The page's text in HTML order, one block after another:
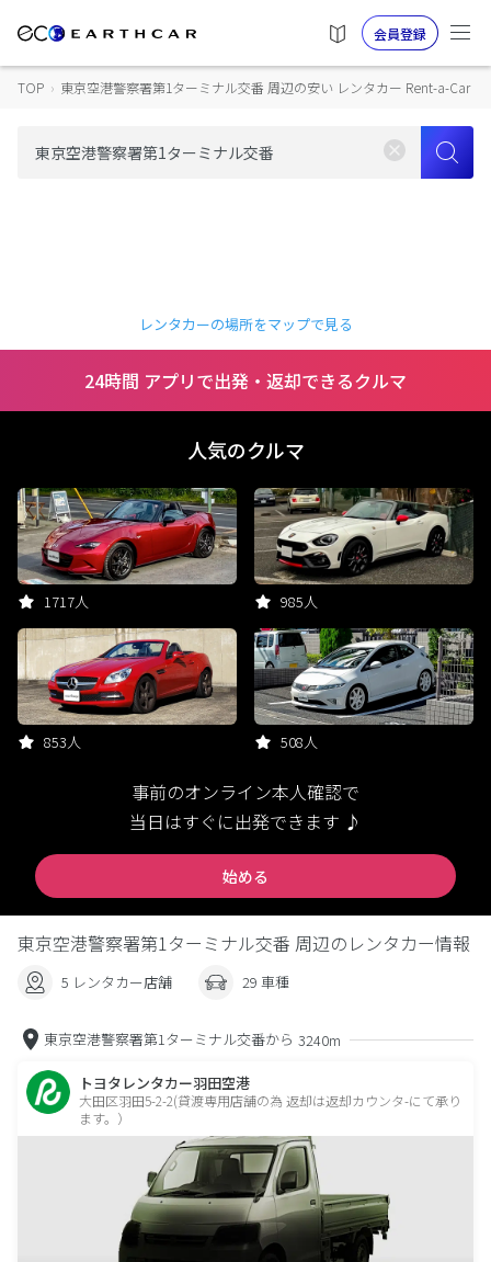
会員登録
TOP › 東京空港警察署第1ターミナル交番 周辺の安い レンタカー Rent-a-Car
レンタカーの場所をマップで見る
24時間 アプリで出発・返却できるクルマ
人気のクルマ
1717人 985人
853人 508人
事前のオンライン本人確認で
当日はすぐに出発できます ♪
始める
東京空港警察署第1ターミナル交番 周辺のレンタカー情報
5 レンタカー店舗 29 車種
東京空港警察署第1ターミナル交番から 3240m
トヨタレンタカー羽田空港
大田区羽田5-2-2(貸渡専用店舗の為 返却は返却カウンタ-にて承り
ます。）